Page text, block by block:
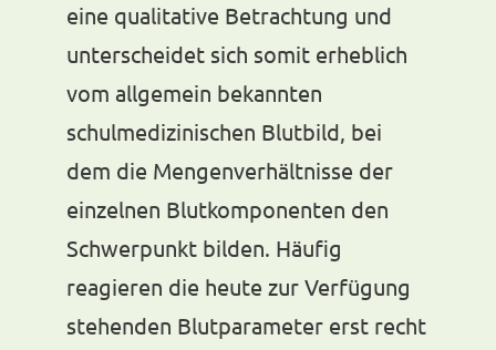
eine qualitative Betrachtung und
unterscheidet sich somit erheblich
vom allgemein bekannten
schulmedizinischen Blutbild, bei
dem die Mengenverhältnisse der
einzelnen Blutkomponenten den
Schwerpunkt bilden. Häufig
reagieren die heute zur Verfügung
stehenden Blutparameter erst recht